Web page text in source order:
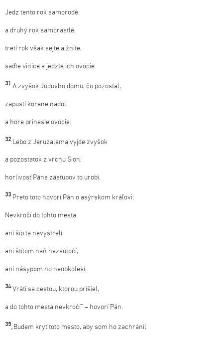
Jedz tento rok samorodé
a druhý rok samorastlé,
tretí rok však sejte a žnite,
saďte vinice a jedzte ich ovocie.
31 A zvyšok Júdovho domu, čo pozostal,
zapustí korene nadol
a hore prinesie ovocie.
32 Lebo z Jeruzalema vyjde zvyšok
a pozostatok z vrchu Sion;
horlivosť Pána zástupov to urobí.
33 Preto toto hovorí Pán o asýrskom kráľovi:
Nevkročí do tohto mesta
ani šíp ta nevystrelí,
ani štítom naň nezaútočí,
ani násypom ho neobkolesí.
34Vráti sa cestou, ktorou prišiel,
a do tohto mesta nevkročí“ – hovorí Pán.
35„Budem kryť toto mesto, aby som ho zachránil